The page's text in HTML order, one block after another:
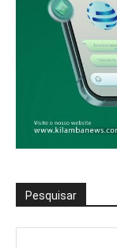
Pesquisar